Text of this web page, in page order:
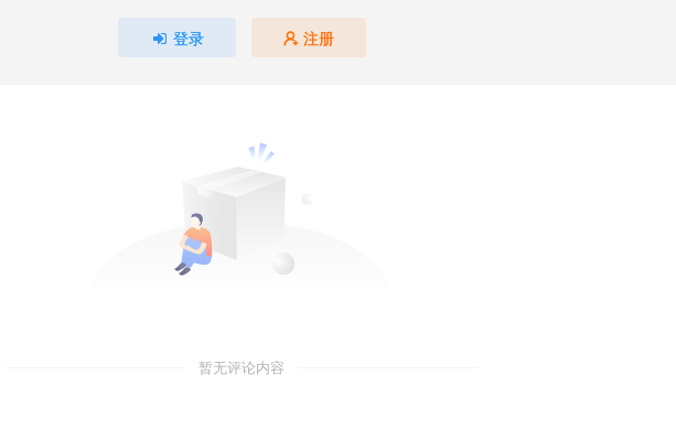
登录 注册
暂无评论内容